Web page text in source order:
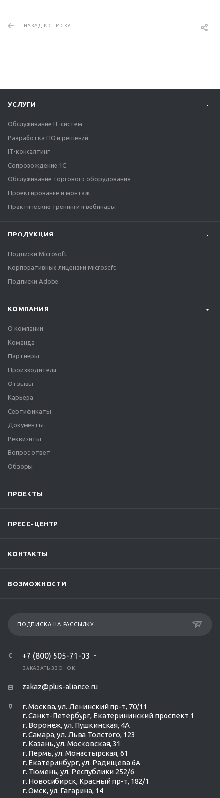
НАЗАД К СПИСКУ
УСЛУГИ
Обслуживание IT-систем
Разработка ПО и решений
IT-консалтинг
Сопровождение 1С
Обслуживание торгового оборудования
Проектирование и монтаж
Практические тренинги и вебинары
ПРОДУКЦИЯ
Подписки Microsoft
Корпоративные лицензии Microsoft
Подписки Adobe
КОМПАНИЯ
О компании
Команда
Партнеры
Производители
Отзывы
Карьера
Сертификаты
Документы
Реквизиты
Вопрос ответ
Обзоры
ПРОЕКТЫ
ПРЕСС-ЦЕНТР
КОНТАКТЫ
ВОЗМОЖНОСТИ
ПОДПИСКА НА РАССЫЛКУ
+7 (800) 505-71-03
ЗАКАЗАТЬ ЗВОНОК
zakaz@plus-aliance.ru
г. Москва, ул. Ленинский пр-т, 70/11
г. Санкт-Петербург, Екатерининский проспект 1
г. Воронеж, ул. Пушкинская, 4А
г. Самара, ул. Льва Толстого, 123
г. Казань, ул. Московская, 31
г. Пермь, ул. Монастырская, 61
г. Екатеринбург, ул. Радищева 6А
г. Тюмень, ул. Республики 252/6
г. Новосибирск, Красный пр-т, 182/1
г. Омск, ул. ​Гагарина, 14